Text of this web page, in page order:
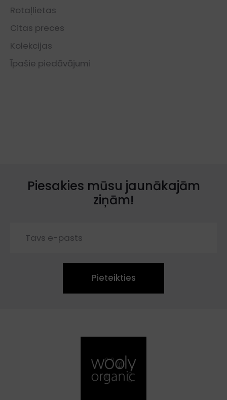
Rotaļlietas
Citas preces
Kolekcijas
Īpašie piedāvājumi
Piesakies mūsu jaunākajām
ziņām!
Pieteikties